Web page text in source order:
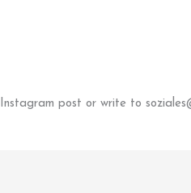
post or write to